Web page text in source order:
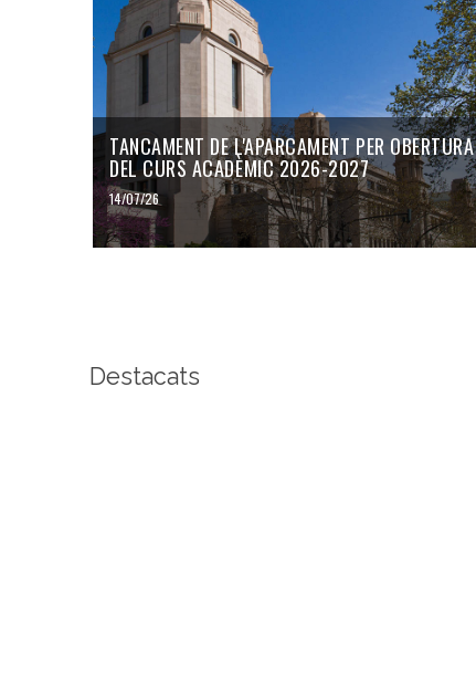
TANCAMENT DE L'APARCAMENT PER OBERTURA
DEL CURS ACADÈMIC 2026-2027
14/07/26
Destacats